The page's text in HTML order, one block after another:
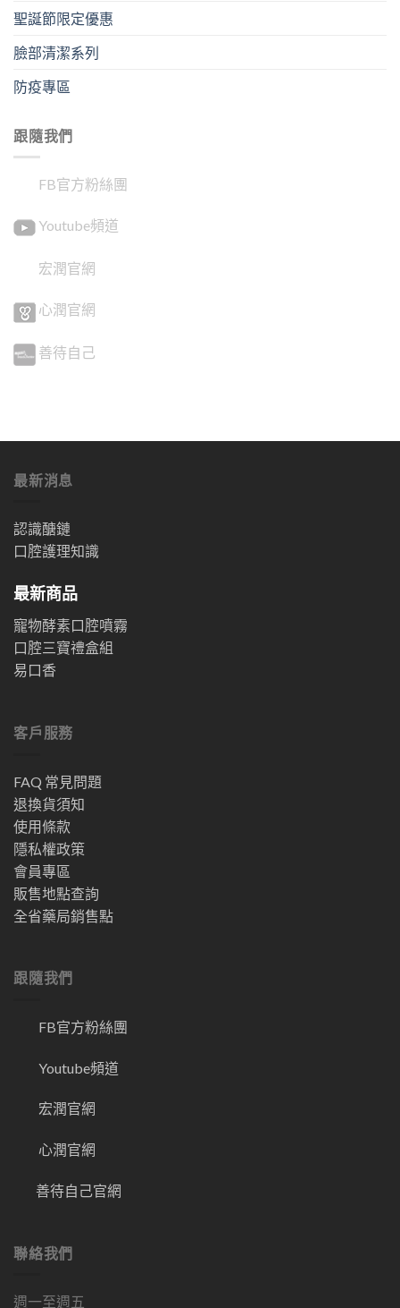
聖誕節限定優惠
臉部清潔系列
防疫專區
跟隨我們
FB官方粉絲團
Youtube頻道
宏潤官網
心潤官網
善待自己
最新消息
認識醣鏈
口腔護理知識
最新商品
寵物酵素口腔噴霧
口腔三寶禮盒組
易口香
客戶服務
FAQ 常見問題
退換貨須知
使用條款
隱私權政策
會員專區
販售地點查詢
全省藥局銷售點
跟隨我們
FB官方粉絲團
Youtube頻道
宏潤官網
心潤官網
善待自己官網
聯絡我們
週一至週五